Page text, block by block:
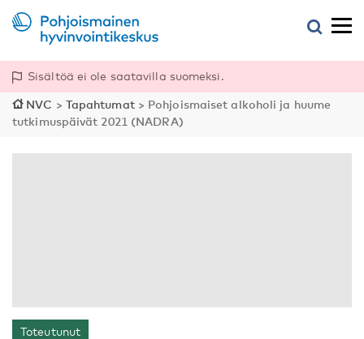
Sisältöä ei ole saatavilla suomeksi.
NVC > Tapahtumat> Pohjoismaiset alkoholi ja huume
tutkimuspäivät 2021 (NADRA)
Toteutunut